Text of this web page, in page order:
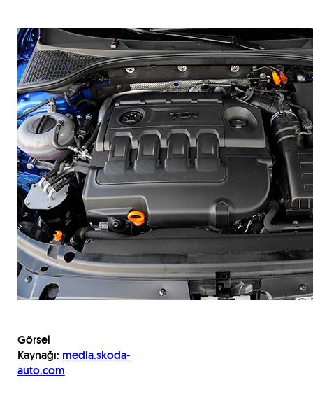
Görsel
Kaynağı: media.skoda-
auto.com